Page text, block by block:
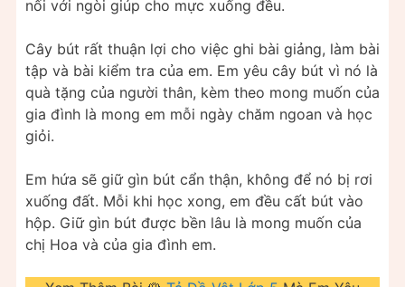
nối với ngòi giúp cho mực xuống đều.
Cây bút rất thuận lợi cho việc ghi bài giảng, làm bài
tập và bài kiểm tra của em. Em yêu cây bút vì nó là
quà tặng của người thân, kèm theo mong muốn của
gia đình là mong em mỗi ngày chăm ngoan và học
giỏi.
Em hứa sẽ giữ gìn bút cẩn thận, không để nó bị rơi
xuống đất. Mỗi khi học xong, em đều cất bút vào
hộp. Giữ gìn bút được bền lâu là mong muốn của
chị Hoa và của gia đình em.